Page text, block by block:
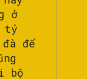
ở
tỷ
để
bộ